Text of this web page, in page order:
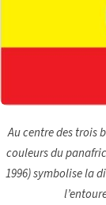
Au centre des trois
couleurs du
1996) symbolise la